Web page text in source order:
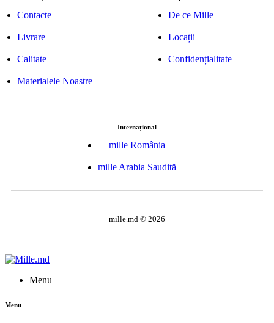
De ce Mille
Locații
Confidențialitate
Contacte
Livrare
Calitate
Materialele Noastre
Internațional
mille România
mille Arabia Saudită
mille.md © 2026
Menu
Menu